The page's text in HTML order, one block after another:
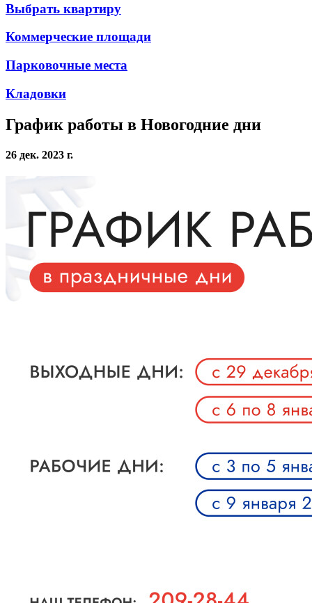
Выбрать квартиру
Коммерческие площади
Парковочные места
Кладовки
График работы в Новогодние дни
26 дек. 2023 г.